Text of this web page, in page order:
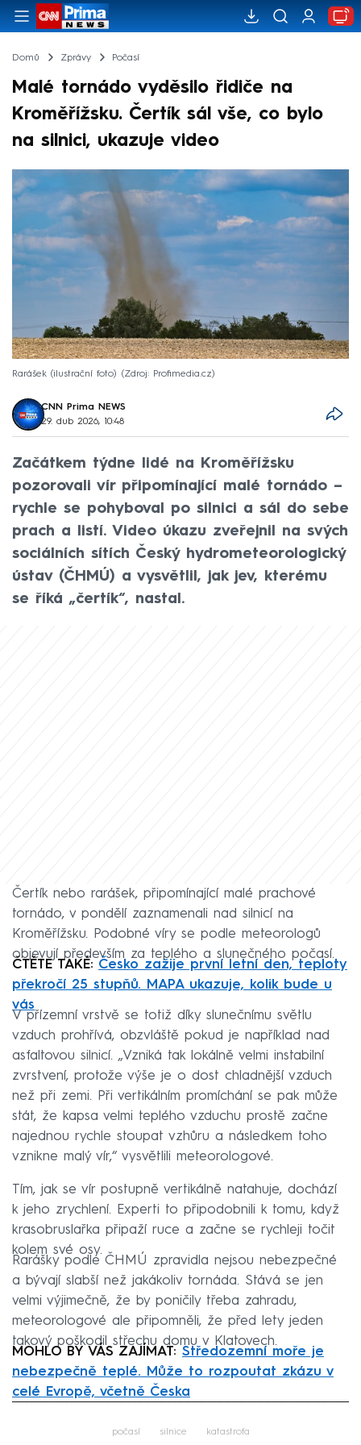
Domů Zprávy Počasí
Malé tornádo vyděsilo řidiče na
Kroměřížsku. Čertík sál vše, co bylo
na silnici, ukazuje video
Rarášek (ilustrační foto) Zdroj: Profimedia.cz
CNN Prima NEWS
29. dub 2026, 10:48
Začátkem týdne lidé na Kroměřížsku
pozorovali vír připomínající malé tornádo –
rychle se pohyboval po silnici a sál do sebe
prach a listí. Video úkazu zveřejnil na svých
sociálních sítích Český hydrometeorologický
ústav (ČHMÚ) a vysvětlil, jak jev, kterému
se říká „čertík“, nastal.
Čertík nebo rarášek, připomínající malé prachové
tornádo, v pondělí zaznamenali nad silnicí na
Kroměřížsku. Podobné víry se podle meteorologů
objevují především za teplého a slunečného počasí.
ČTĚTE TAKÉ: Česko zažije první letní den, teploty
překročí 25 stupňů. MAPA ukazuje, kolik bude u
vás
V přízemní vrstvě se totiž díky slunečnímu světlu
vzduch prohřívá, obzvláště pokud je například nad
asfaltovou silnicí. „Vzniká tak lokálně velmi instabilní
zvrstvení, protože výše je o dost chladnější vzduch
než při zemi. Při vertikálním promíchání se pak může
stát, že kapsa velmi teplého vzduchu prostě začne
najednou rychle stoupat vzhůru a následkem toho
vznikne malý vír,“ vysvětlili meteorologové.
Tím, jak se vír postupně vertikálně natahuje, dochází
k jeho zrychlení. Experti to připodobnili k tomu, když
krasobruslařka připaží ruce a začne se rychleji točit
kolem své osy.
Rarášky podle ČHMÚ zpravidla nejsou nebezpečné
a bývají slabší než jakákoliv tornáda. Stává se jen
velmi výjimečně, že by poničily třeba zahradu,
meteorologové ale připomněli, že před lety jeden
takový poškodil střechu domu v Klatovech.
MOHLO BY VÁS ZAJÍMAT: Středozemní moře je
nebezpečně teplé. Může to rozpoutat zkázu v
celé Evropě, včetně Česka
počasí silnice katastrofa